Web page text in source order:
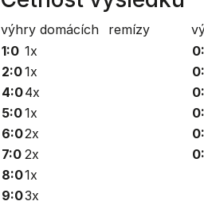
výhry domácích remízy
1:0 1x
2:01x
4:04x
5:01x
6:02x
7:0 2x
8:01x
9:03x